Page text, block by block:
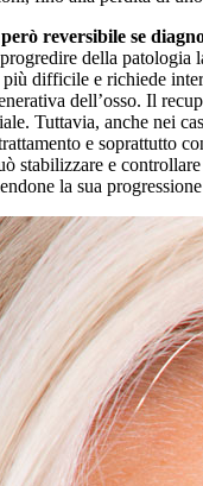
reversibile se
della patologia
difficile e richiede
dell’osso. Il
Tuttavia, anche nei
e soprattutto
stabilizzare e
la sua